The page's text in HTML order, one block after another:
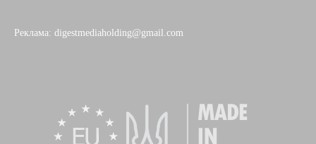
Реклама: digestmediaholding@gmail.com